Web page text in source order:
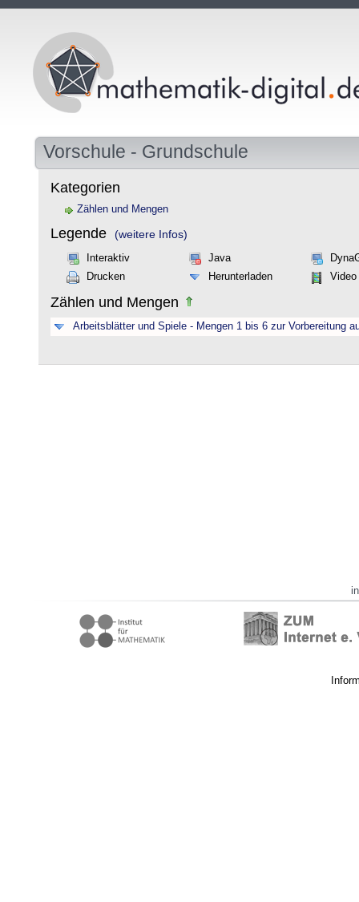
Vorschule - Grundschule
Kategorien
Zählen und Mengen
Legende (weitere Infos)
Interaktiv Java
Drucken
Herunterladen Video
Zählen und Mengen
Arbeitsblätter und Spiele - Mengen 1 bis 6 zur Vorbereitung